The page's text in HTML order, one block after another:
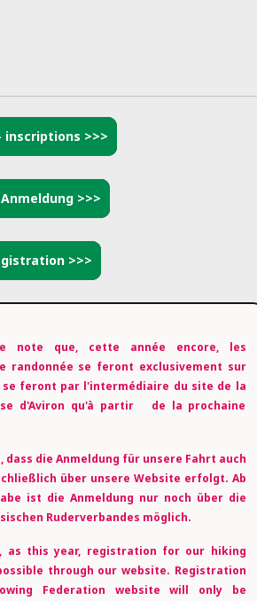
>>>
>>>
>>>
note que, cette année encore, les
randonnée se feront exclusivement sur
se feront par l'intermédiaire du site de la
d'Aviron qu'à partir de la prochaine
dass die Anmeldung für unsere Fahrt auch
über unsere Website erfolgt. Ab
ist die Anmeldung nur noch über die
Ruderverbandes möglich.
as this year, registration for our hiking
through our website. Registration
Federation website will only be